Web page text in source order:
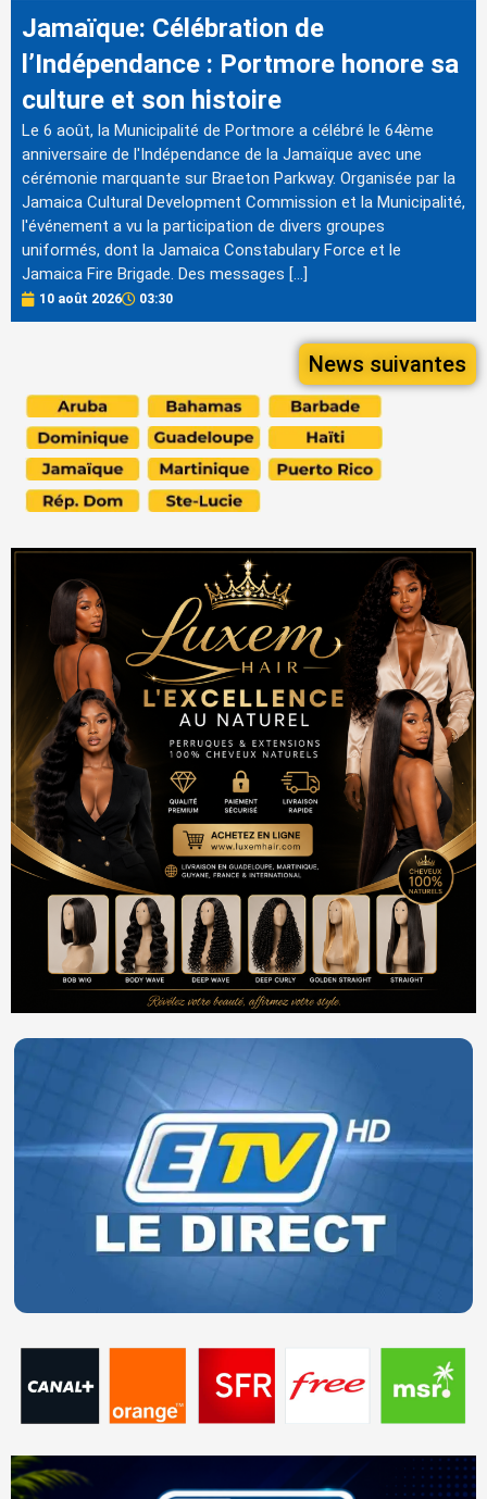
Jamaïque: Célébration de
l’Indépendance : Portmore honore sa
culture et son histoire
Le 6 août, la Municipalité de Portmore a célébré le 64ème
anniversaire de l'Indépendance de la Jamaïque avec une
cérémonie marquante sur Braeton Parkway. Organisée par la
Jamaica Cultural Development Commission et la Municipalité,
l'événement a vu la participation de divers groupes
uniformés, dont la Jamaica Constabulary Force et le
Jamaica Fire Brigade. Des messages […]
10 août 2026 03:30
News suivantes